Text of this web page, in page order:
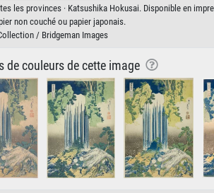
les provinces · Katsushika Hokusai. Disponible en
non couché ou papier japonais.
/ Bridgeman Images
de couleurs de cette image